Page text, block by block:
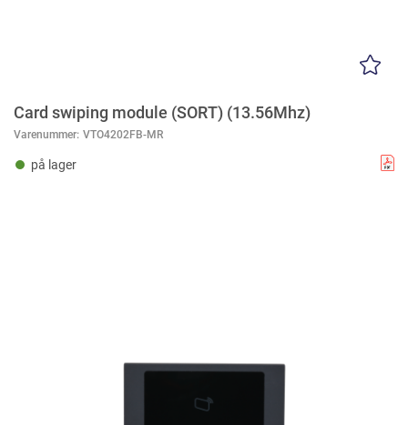
Card swiping module (SORT) (13.56Mhz)
Varenummer: VTO4202FB-MR
på lager